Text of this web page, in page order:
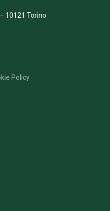
10121 Torino
Policy